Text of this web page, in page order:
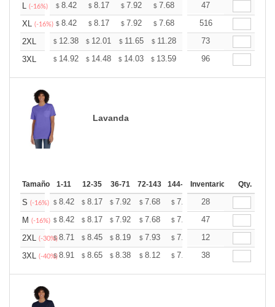
L (-16%) $ 8.42 $ 8.17 $ 7.92 $ 7.68 7.43
47
XL (-16%) $ 8.42 $ 8.17 $ 7.92 $ 7.68 7.43
516
2XL
$ 12.38 $ 12.01 $ 11.65 $ 11.28 10.91
73
3XL
$ 14.92 $ 14.48 $ 14.03 $ 13.59 13.15
96
Lavanda
Tamaño 1-11 12-35 36-71 72-143 144-287 288 + Mas
Inventario Qty.
S (-16%) $ 8.42 $ 8.17 $ 7.92 $ 7.68 $ 7.43 $7.30
28
M (-16%) $ 8.42 $ 8.17 $ 7.92 $ 7.68 $ 7.43 $7.30
47
2XL (-30%)
$8.71 $ 8.45 $ 8.19 $ 7.93 $ 7.68 $7.55
12
3XL (-40%)
$8.91 $ 8.65 $ 8.38 $ 8.12 $ 7.85 $7.72
38